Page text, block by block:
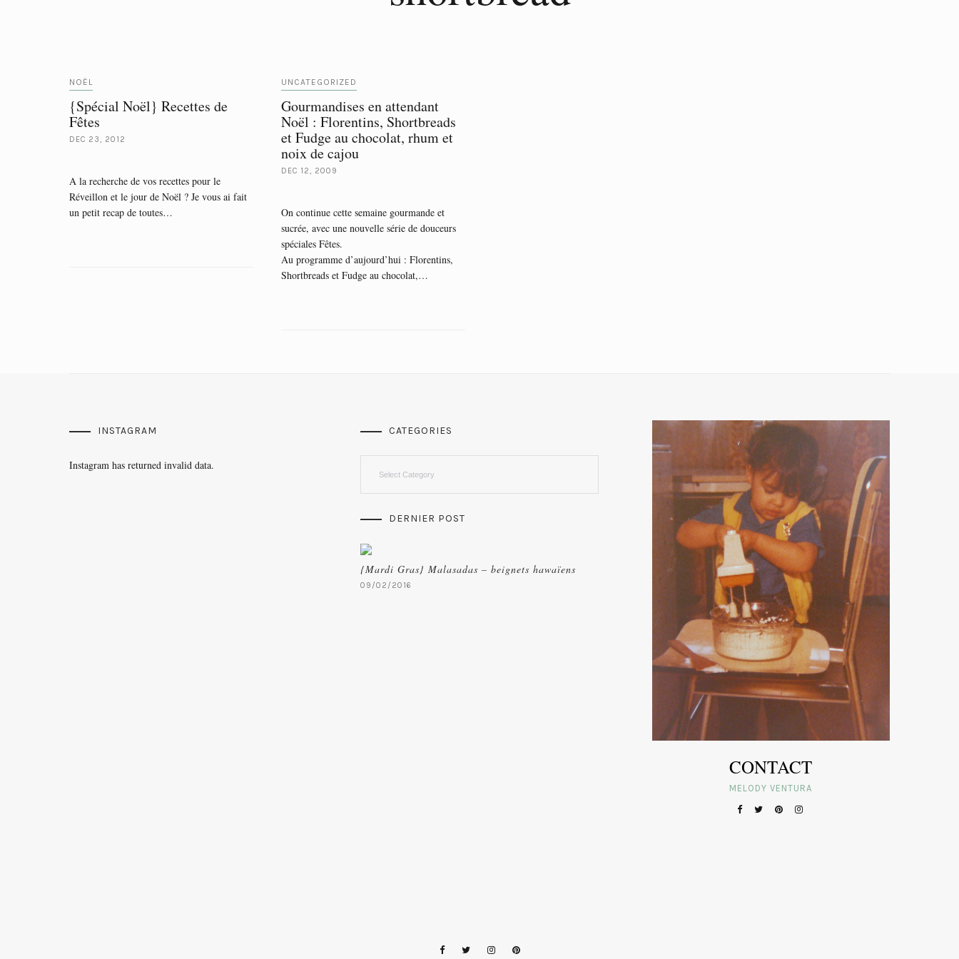
NOËL
{Spécial Noël} Recettes de
Fêtes
DEC 23, 2012
A la recherche de vos recettes pour le
Réveillon et le jour de Noël ? Je vous ai fait
un petit recap de toutes…
UNCATEGORIZED
Gourmandises en attendant
Noël : Florentins, Shortbreads
et Fudge au chocolat, rhum et
noix de cajou
DEC 12, 2009
On continue cette semaine gourmande et
sucrée, avec une nouvelle série de douceurs
spéciales Fêtes.
Au programme d’aujourd’hui : Florentins,
Shortbreads et Fudge au chocolat,…
INSTAGRAM
Instagram has returned invalid data.
CATEGORIES
DERNIER POST
{Mardi Gras} Malasadas – beignets hawaïens
09/02/2016
CONTACT
MELODY VENTURA